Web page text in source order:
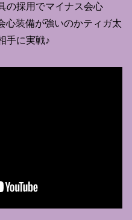
の採用でマイナス会心
装備が強いのかティガ太
手に実戦♪